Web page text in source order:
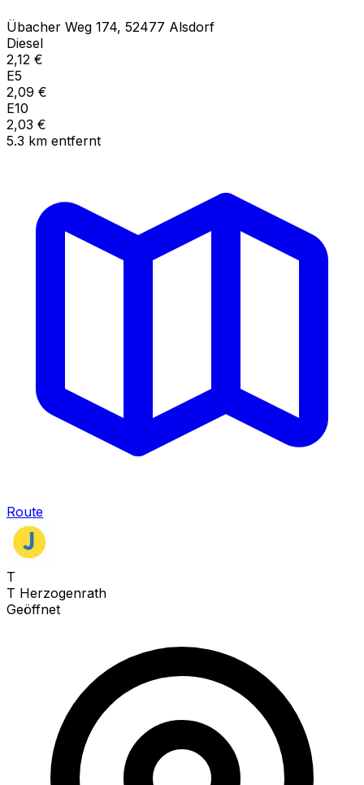
Übacher Weg 174, 52477 Alsdorf
Diesel
2,12 €
E5
2,09 €
E10
2,03 €
5.3 km entfernt
Route
T
T Herzogenrath
Geöffnet